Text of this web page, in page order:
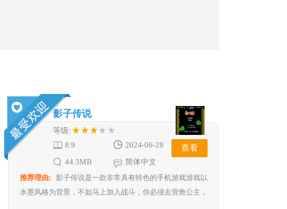
影子传说
等级:
8.9
2024-06-28
44.3MB
简体中文
查看
推荐理由:
影子传说是一款非常具有特色的手机游戏游戏以
水墨风格为背景，不如马上加入战斗，你必须去营救公主，